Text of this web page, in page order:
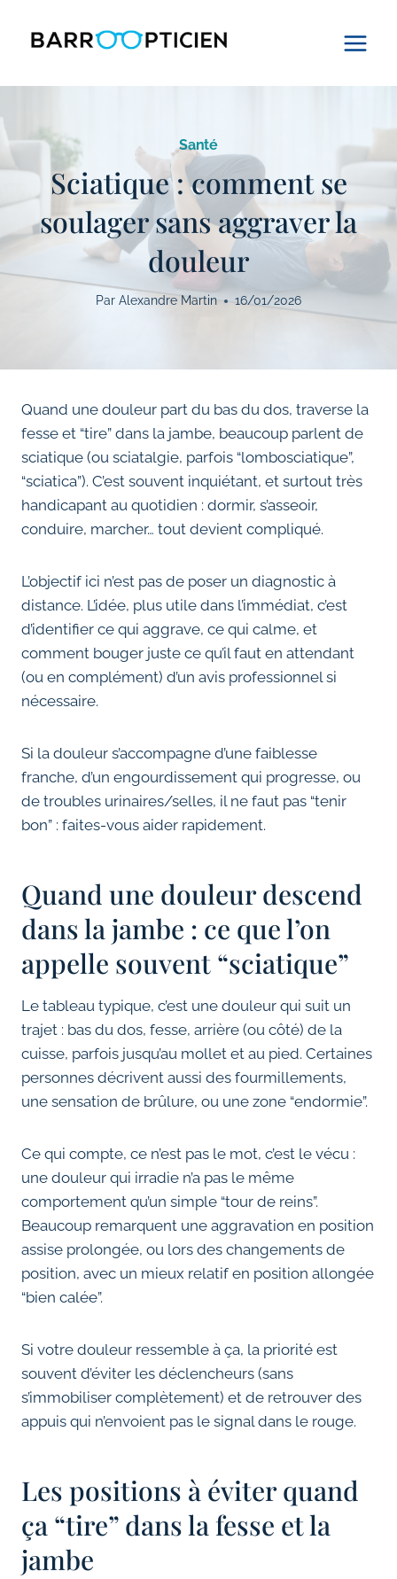
Santé
Sciatique : comment se
soulager sans aggraver la
douleur
Par Alexandre Martin 16/01/2026
Quand une douleur part du bas du dos, traverse la
fesse et “tire” dans la jambe, beaucoup parlent de
sciatique (ou sciatalgie, parfois “lombosciatique”,
“sciatica”). C’est souvent inquiétant, et surtout très
handicapant au quotidien : dormir, s’asseoir,
conduire, marcher… tout devient compliqué.
L’objectif ici n’est pas de poser un diagnostic à
distance. L’idée, plus utile dans l’immédiat, c’est
d’identifier ce qui aggrave, ce qui calme, et
comment bouger juste ce qu’il faut en attendant
(ou en complément) d’un avis professionnel si
nécessaire.
Si la douleur s’accompagne d’une faiblesse
franche, d’un engourdissement qui progresse, ou
de troubles urinaires/selles, il ne faut pas “tenir
bon” : faites-vous aider rapidement.
Quand une douleur descend
dans la jambe : ce que l’on
appelle souvent “sciatique”
Le tableau typique, c’est une douleur qui suit un
trajet : bas du dos, fesse, arrière (ou côté) de la
cuisse, parfois jusqu’au mollet et au pied. Certaines
personnes décrivent aussi des fourmillements,
une sensation de brûlure, ou une zone “endormie”.
Ce qui compte, ce n’est pas le mot, c’est le vécu :
une douleur qui irradie n’a pas le même
comportement qu’un simple “tour de reins”.
Beaucoup remarquent une aggravation en position
assise prolongée, ou lors des changements de
position, avec un mieux relatif en position allongée
“bien calée”.
Si votre douleur ressemble à ça, la priorité est
souvent d’éviter les déclencheurs (sans
s’immobiliser complètement) et de retrouver des
appuis qui n’envoient pas le signal dans le rouge.
Les positions à éviter quand
ça “tire” dans la fesse et la
jambe